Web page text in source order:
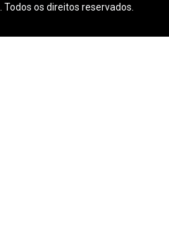
os direitos reservados.